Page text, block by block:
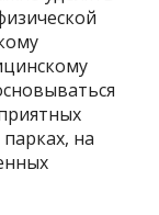
на